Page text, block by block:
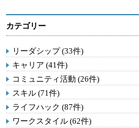
カテゴリー
リーダシップ (33件)
キャリア (41件)
コミュニティ活動 (26件)
スキル (71件)
ライフハック (87件)
ワークスタイル (62件)